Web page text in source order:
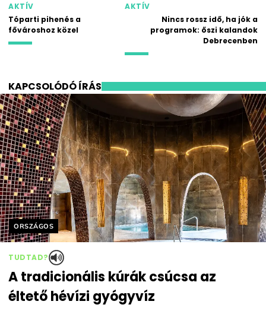
AKTÍV
Tóparti pihenés a
fővároshoz közel
AKTÍV
Nincs rossz idő, ha jók a
programok: őszi kalandok
Debrecenben
KAPCSOLÓDÓ ÍRÁS
Helyszín címkék:
ORSZÁGOS
TUDTAD?
A tradicionális kúrák csúcsa az
éltető hévízi gyógyvíz